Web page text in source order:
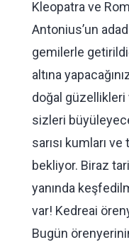
Kleopatra ve
Antonius’un
gemilerle
altına
doğal güzellikleri
sizleri
sarısı kumları
bekliyor. Biraz
yanında
var! Kedreai
Bugün